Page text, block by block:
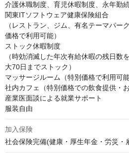
介護休職制度、育児休暇制度、永年勤
関東ITソフトウェア健康保険組合
（レストラン、ジム、有名テーマパー
価格で利用可能）
ストック休暇制度
（時効消滅した年次有給休暇の残日数
大70日までストック）
マッサージルーム（特別価格で利用可能
社内カフェ（特別価格での飲食提供・お
産業医面談による就業サポート
服装自由
加入保険
社会保険完備(健康・厚生年金・労災・